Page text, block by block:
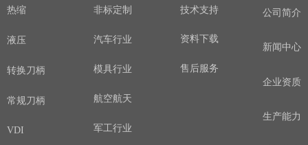
热缩
液压
转换刀柄
常规刀柄
VDI
非标定制
汽车行业
模具行业
航空航天
军工行业
技术支持
资料下载
售后服务
公司简介
新闻中心
企业资质
生产能力